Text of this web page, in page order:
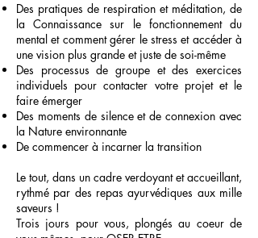
Des pratiques de respiration et méditation, de
la Connaissance sur le fonctionnement du
mental et comment gérer le stress et accéder à
une vision plus grande et juste de soi-même
Des processus de groupe et des exercices
individuels pour contacter votre projet et le
faire émerger
Des moments de silence et de connexion avec
la Nature environnante
De commencer à incarner la transition
Le tout, dans un cadre verdoyant et accueillant,
rythmé par des repas ayurvédiques aux mille
saveurs !
Trois jours pour vous, plongés au coeur de